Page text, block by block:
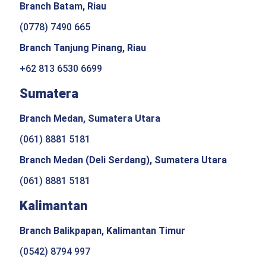
Branch Batam, Riau
(0778) 7490 665
Branch Tanjung Pinang, Riau
+62 813 6530 6699
Sumatera
Branch Medan, Sumatera Utara
(061) 8881 5181
Branch Medan (Deli Serdang), Sumatera Utara
(061) 8881 5181
Kalimantan
Branch Balikpapan, Kalimantan Timur
(0542) 8794 997